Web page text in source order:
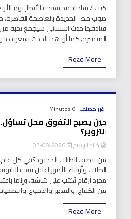
صوب مصر الجديدة بالعاصمة
فنادقها حدث استثنائي سيجمع نخبة
المتميزة، كما أن هذا الحدث سيعرف
Read More
غير مصنف-0 Minutes
حين يصبح التفوق محل تساؤل…
التزوير؟
خالد ابراهيم 2026-08-03
من ينصف الطالب المجتهد؟في كل عام،
الطلاب وأولياء الأمور إعلان نتيجة
مجرد أرقام تُكتب على شاشة، وإنما
من الكفاح، والسهر، والدموع،
Read More